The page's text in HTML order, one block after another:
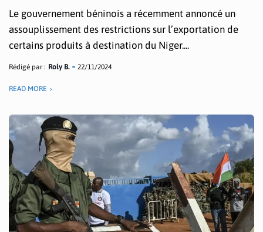
Le gouvernement béninois a récemment annoncé un
assouplissement des restrictions sur l’exportation de
certains produits à destination du Niger....
Rédigé par : Roly B. 22/11/2024
READ MORE